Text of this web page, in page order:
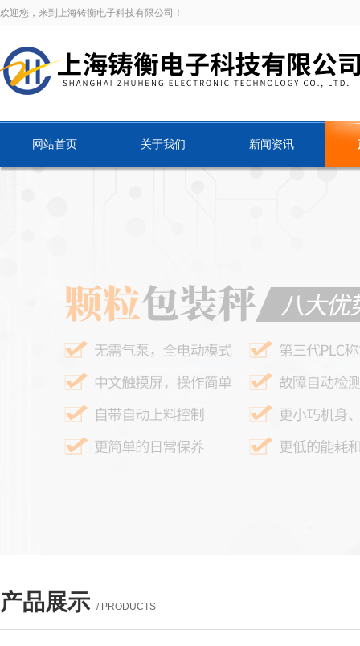
欢迎您，来到上海铸衡电子科技有限公司！
网站首页 关于我们 新闻资讯
产品展示 / PRODUCTS